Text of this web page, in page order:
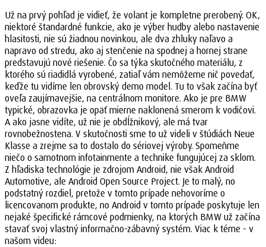
Už na prvý pohľad je vidieť, že volant je kompletne prerobený. OK,
niektoré štandardné funkcie, ako je výber hudby alebo nastavenie
hlasitosti, nie sú žiadnou novinkou, ale dva zhluky naľavo a
napravo od stredu, ako aj stenčenie na spodnej a hornej strane
predstavujú nové riešenie. Čo sa týka skutočného materiálu, z
ktorého sú riadidlá vyrobené, zatiaľ vám nemôžeme nič povedať,
keďže tu vidíme len obrovský demo model. Tu to však začína byť
oveľa zaujímavejšie, na centrálnom monitore. Ako je pre BMW
typické, obrazovka je opäť mierne naklonená smerom k vodičovi.
A ako jasne vidíte, už nie je obdĺžnikový, ale má tvar
rovnobežnostena. V skutočnosti sme to už videli v štúdiách Neue
Klasse a zrejme sa to dostalo do sériovej výroby. Spomeňme
niečo o samotnom infotainmente a technike fungujúcej za sklom.
Z hľadiska technológie je zdrojom Android, nie však Android
Automotive, ale Android Open Source Project. Je to malý, no
podstatný rozdiel, pretože v tomto prípade nehovoríme o
licencovanom produkte, no Android v tomto prípade poskytuje len
nejaké špecifické rámcové podmienky, na ktorých BMW už začína
stavať svoj vlastný informačno-zábavný systém. Viac k téme - v
našom videu: